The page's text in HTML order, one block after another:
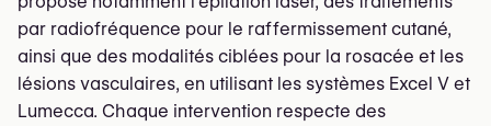
par radiofréquence pour le raffermissement cutané,
ainsi que des modalités ciblées pour la rosacée et les
lésions vasculaires, en utilisant les systèmes Excel V et
Lumecca. Chaque intervention respecte des